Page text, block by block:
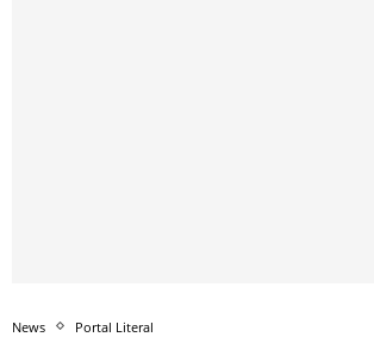
News Portal Literal